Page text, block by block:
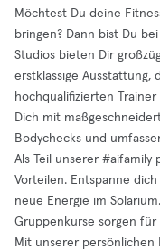
Möchtest Du deine
bringen? Dann bist Du
Studios bieten Dir
erstklassige Ausstattung,
hochqualifizierten
Dich mit
Bodychecks und
Als Teil unserer #aifamily
Vorteilen. Entspanne
neue Energie im
Gruppenkurse sorgen für
Mit unserer